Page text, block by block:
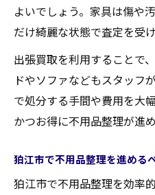
よいでしょう。家具は傷や
だけ綺麗な状態で査定を受
出張買取を利用することで
ドやソファなどもスタッフ
で処分する手間や費用を大
かつお得に不用品整理が進め
狛江市で不用品整理を進める
狛江市で不用品整理を効率